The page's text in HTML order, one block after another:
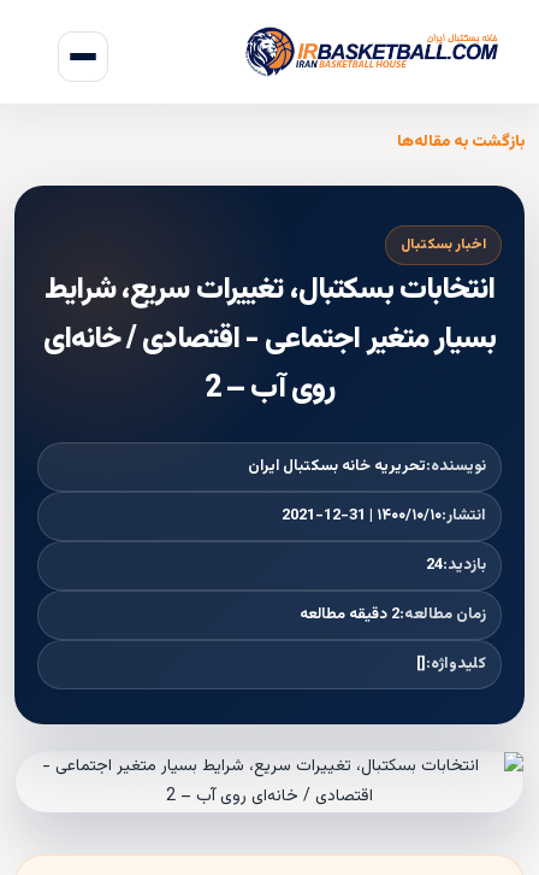
بازگشت به مقاله‌ها
اخبار بسکتبال
انتخابات بسکتبال، تغییرات سریع، شرایط
بسیار متغیر اجتماعی - اقتصادی / خانه‌ای
روی آب – 2
نویسنده:تحریریه خانه بسکتبال ایران
انتشار:۱۴۰۰/۱۰/۱۰ | 2021-12-31
بازدید:24
زمان مطالعه:2 دقیقه مطالعه
کلیدواژه:[]